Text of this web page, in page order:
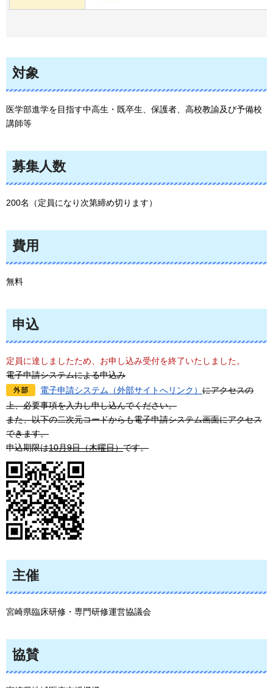
対象
医学部進学を目指す中高生・既卒生、保護者、高校教諭及び予備校
講師等
募集人数
200名（定員になり次第締め切ります）
費用
無料
申込
定員に達しましたため、お申し込み受付を終了いたしました。
電子申請システムによる申込み
電子申請システム（外部サイトへリンク） にアクセスの
上、必要事項を入力し申し込んでください。
また、以下の二次元コードからも電子申請システム画面にアクセス
できます。
申込期限は10月9日（木曜日）です。
主催
宮崎県臨床研修・専門研修運営協議会
協賛